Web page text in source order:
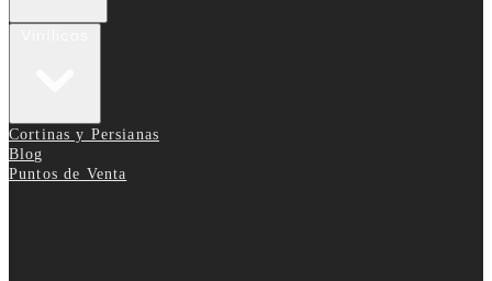
Cortinas y Persianas
Blog
Puntos de Venta